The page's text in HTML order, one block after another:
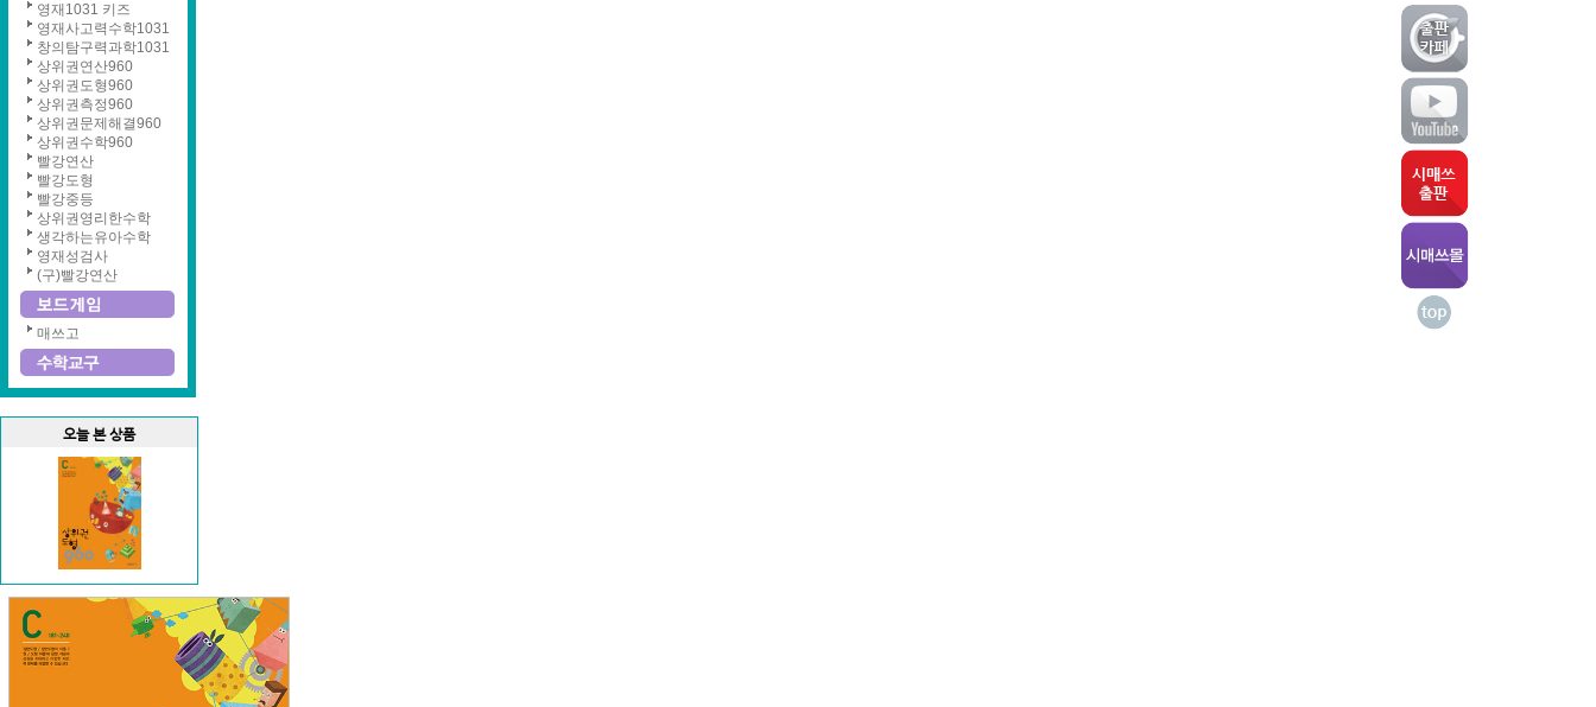
영재1031 키즈
영재사고력수학1031
창의탐구력과학1031
상위권연산960
상위권도형960
상위권측정960
상위권문제해결960
상위권수학960
빨강연산
빨강도형
빨강중등
상위권영리한수학
생각하는유아수학
영재성검사
(구)빨강연산
매쓰고
오늘 본 상품